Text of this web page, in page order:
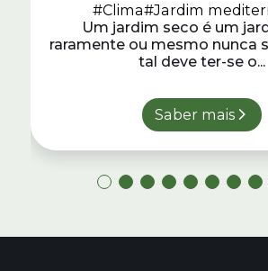
#Clima#Jardim
Um jardim seco é um
raramente ou mesmo nunca
tal deve ter-se o...
Saber mais